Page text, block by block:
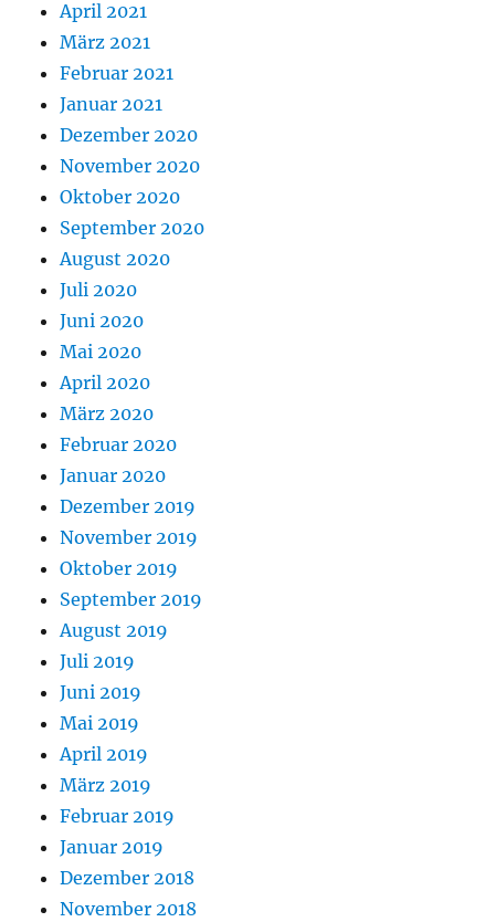
April 2021
März 2021
Februar 2021
Januar 2021
Dezember 2020
November 2020
Oktober 2020
September 2020
August 2020
Juli 2020
Juni 2020
Mai 2020
April 2020
März 2020
Februar 2020
Januar 2020
Dezember 2019
November 2019
Oktober 2019
September 2019
August 2019
Juli 2019
Juni 2019
Mai 2019
April 2019
März 2019
Februar 2019
Januar 2019
Dezember 2018
November 2018